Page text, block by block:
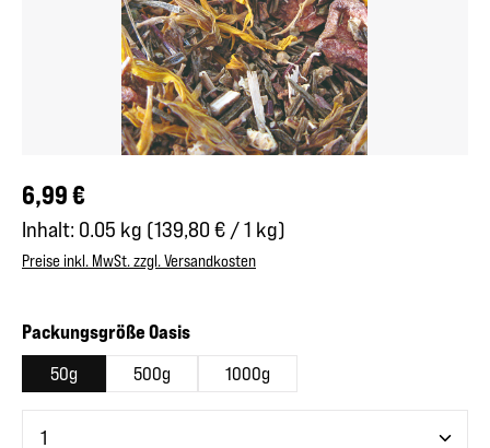
Regulärer Preis:
6,99 €
Inhalt: 0.05 kg (139,80 € / 1 kg)
Preise inkl. MwSt. zzgl. Versandkosten
Packungsgröße Oasisauswählen
50g 500g 1000g